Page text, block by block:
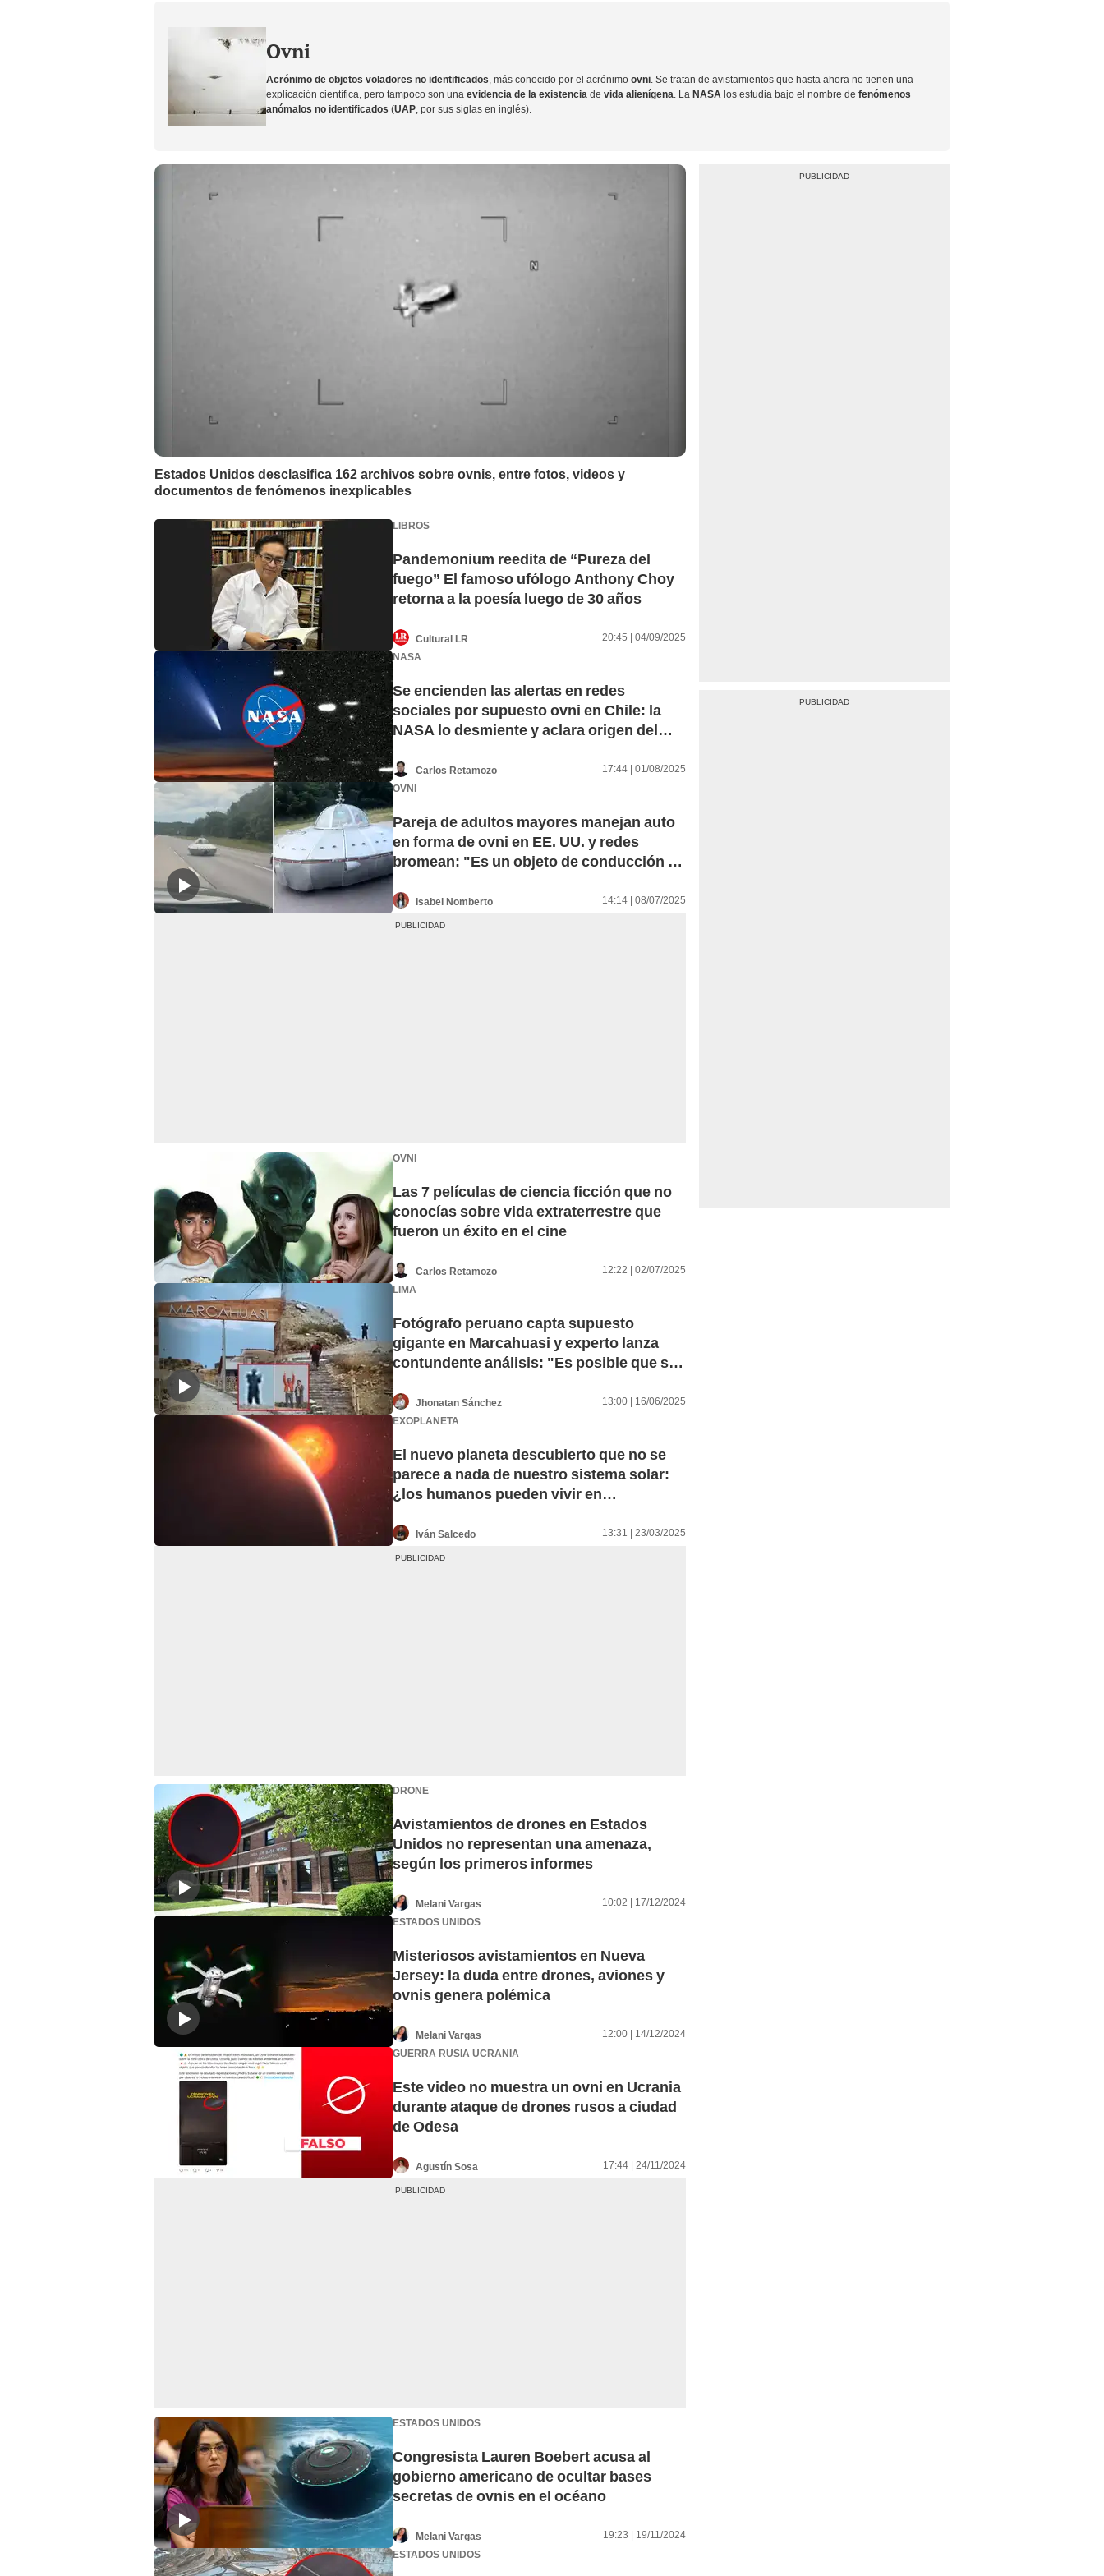
Ovni
Acrónimo de objetos voladores no identificados, más conocido por el acrónimo ovni. Se tratan de avistamientos que hasta ahora no tienen una
explicación científica, pero tampoco son una evidencia de la existencia de vida alienígena. La NASA los estudia bajo el nombre de fenómenos
anómalos no identificados (UAP, por sus siglas en inglés).
Estados Unidos desclasifica 162 archivos sobre ovnis, entre fotos, videos y
documentos de fenómenos inexplicables
LIBROS
Pandemonium reedita de “Pureza del
fuego” El famoso ufólogo Anthony Choy
retorna a la poesía luego de 30 años
Cultural LR
20:45 | 04/09/2025
NASA
Se encienden las alertas en redes
sociales por supuesto ovni en Chile: la
NASA lo desmiente y aclara origen del
Carlos Retamozo
17:44 | 01/08/2025
OVNI
Pareja de adultos mayores manejan auto
en forma de ovni en EE. UU. y redes
bromean: "Es un objeto de conducción no
Isabel Nomberto 14:14 | 08/07/2025
OVNI
Las 7 películas de ciencia ficción que no
conocías sobre vida extraterrestre que
fueron un éxito en el cine
Carlos Retamozo
12:22 | 02/07/2025
LIMA
Fotógrafo peruano capta supuesto
gigante en Marcahuasi y experto lanza
contundente análisis: "Es posible que sea
Jhonatan Sánchez
13:00 | 16/06/2025
EXOPLANETA
El nuevo planeta descubierto que no se
parece a nada de nuestro sistema solar:
¿los humanos pueden vivir en
Iván Salcedo 13:31 | 23/03/2025
DRONE
Avistamientos de drones en Estados
Unidos no representan una amenaza,
según los primeros informes
Melani Vargas
10:02 | 17/12/2024
ESTADOS UNIDOS
Misteriosos avistamientos en Nueva
Jersey: la duda entre drones, aviones y
ovnis genera polémica
Melani Vargas
12:00 | 14/12/2024
GUERRA RUSIA UCRANIA
Este video no muestra un ovni en Ucrania
durante ataque de drones rusos a ciudad
de Odesa
Agustín Sosa 17:44 | 24/11/2024
ESTADOS UNIDOS
Congresista Lauren Boebert acusa al
gobierno americano de ocultar bases
secretas de ovnis en el océano
Melani Vargas
19:23 | 19/11/2024
ESTADOS UNIDOS